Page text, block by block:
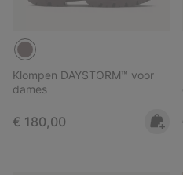
Klompen DAYSTORM™ voor
dames
Regular price:
€ 180,00